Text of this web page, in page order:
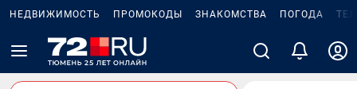
НЕДВИЖИМОСТЬ ПРОМОКОДЫ ЗНАКОМСТВА ПОГОДА